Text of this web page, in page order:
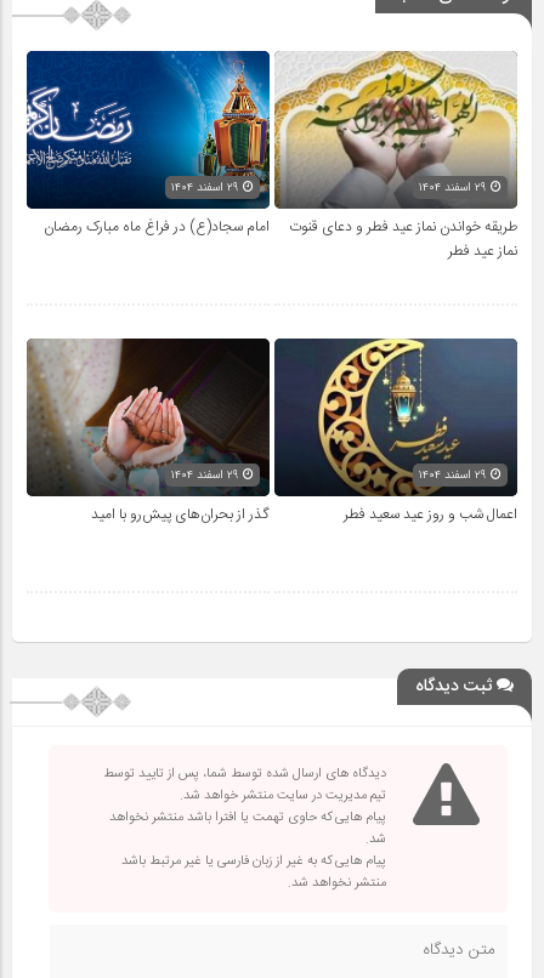
طریقه خواندن نماز عید فطر و دعای قنوت
نماز عید فطر
امام سجاد(ع) در فراغ ماه مبارک رمضان
اعمال شب و روز عید سعید فطر گذر از بحران‌های پیش‌رو با امید
ثبت دیدگاه
دیدگاه های ارسال شده توسط شما، پس از تایید توسط
تیم مدیریت در سایت منتشر خواهد شد.
پیام هایی که حاوی تهمت یا افترا باشد منتشر نخواهد
شد.
پیام هایی که به غیر از زبان فارسی یا غیر مرتبط باشد
منتشر نخواهد شد.